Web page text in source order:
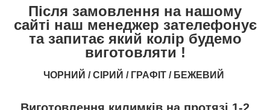
Після замовлення на нашому
сайті наш менеджер зателефонує
та запитає який колір будемо
виготовляти !
ЧОРНИЙ / СІРИЙ / ГРАФІТ / БЕЖЕВИЙ